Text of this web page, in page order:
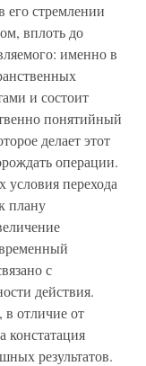
его стремлении
вплоть до
именно в
и состоит
понятийный
делает этот
операции.
условия перехода
плану
с
действия.
в отличие от
констатация
результатов.